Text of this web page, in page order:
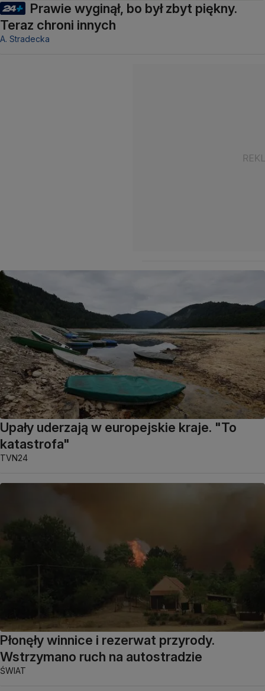
Prawie wyginął, bo był zbyt piękny.
Teraz chroni innych
A. Stradecka
Upały uderzają w europejskie kraje. "To
katastrofa"
TVN24
Płonęły winnice i rezerwat przyrody.
Wstrzymano ruch na autostradzie
ŚWIAT